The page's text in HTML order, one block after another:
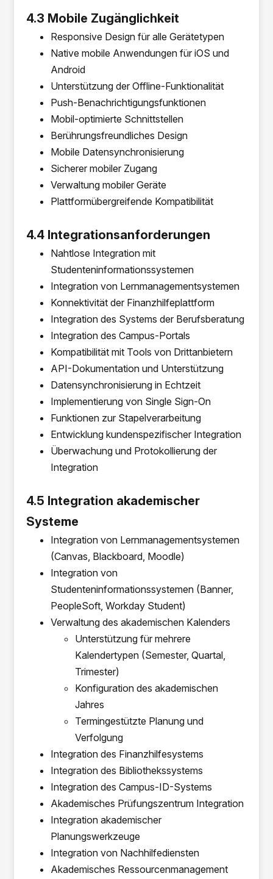
4.3 Mobile Zugänglichkeit
Responsive Design für alle Gerätetypen
Native mobile Anwendungen für iOS und
Android
Unterstützung der Offline-Funktionalität
Push-Benachrichtigungsfunktionen
Mobil-optimierte Schnittstellen
Berührungsfreundliches Design
Mobile Datensynchronisierung
Sicherer mobiler Zugang
Verwaltung mobiler Geräte
Plattformübergreifende Kompatibilität
4.4 Integrationsanforderungen
Nahtlose Integration mit
Studenteninformationssystemen
Integration von Lernmanagementsystemen
Konnektivität der Finanzhilfeplattform
Integration des Systems der Berufsberatung
Integration des Campus-Portals
Kompatibilität mit Tools von Drittanbietern
API-Dokumentation und Unterstützung
Datensynchronisierung in Echtzeit
Implementierung von Single Sign-On
Funktionen zur Stapelverarbeitung
Entwicklung kundenspezifischer Integration
Überwachung und Protokollierung der
Integration
4.5 Integration akademischer
Systeme
Integration von Lernmanagementsystemen
(Canvas, Blackboard, Moodle)
Integration von
Studenteninformationssystemen (Banner,
PeopleSoft, Workday Student)
Verwaltung des akademischen Kalenders
Unterstützung für mehrere
Kalendertypen (Semester, Quartal,
Trimester)
Konfiguration des akademischen
Jahres
Termingestützte Planung und
Verfolgung
Integration des Finanzhilfesystems
Integration des Bibliothekssystems
Integration des Campus-ID-Systems
Akademisches Prüfungszentrum Integration
Integration akademischer
Planungswerkzeuge
Integration von Nachhilfediensten
Akademisches Ressourcenmanagement